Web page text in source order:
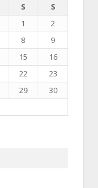
S
S
1
2
8
9
15
16
22
23
29
30